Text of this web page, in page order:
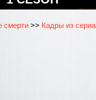
смерти>> Кадры из